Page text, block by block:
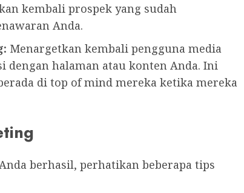
kembali prospek yang sudah
Anda.
Menargetkan kembali pengguna media
dengan halaman atau konten Anda. Ini
di top of mind mereka ketika mereka
berhasil, perhatikan beberapa tips